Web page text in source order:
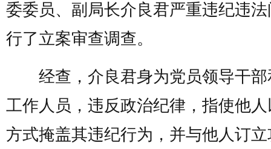
委委员、副局长介良君严重违纪违
行了立案审查调查。
经查，介良君身为党员领导干部
工作人员，违反政治纪律，指使他
方式掩盖其违纪行为，并与他人订